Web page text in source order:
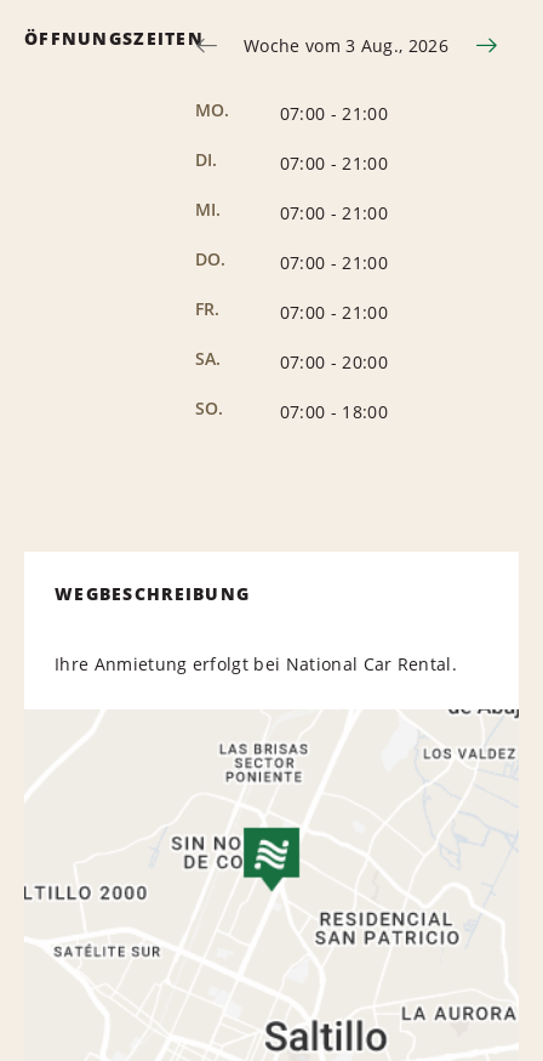
ÖFFNUNGSZEITEN Woche vom 3 Aug., 2026
MO. 07:00 - 21:00
DI.
07:00 - 21:00
MI.
07:00 - 21:00
DO.
07:00 - 21:00
FR.
07:00 - 21:00
SA.
07:00 - 20:00
SO.
07:00 - 18:00
WEGBESCHREIBUNG
Ihre Anmietung erfolgt bei National Car Rental.